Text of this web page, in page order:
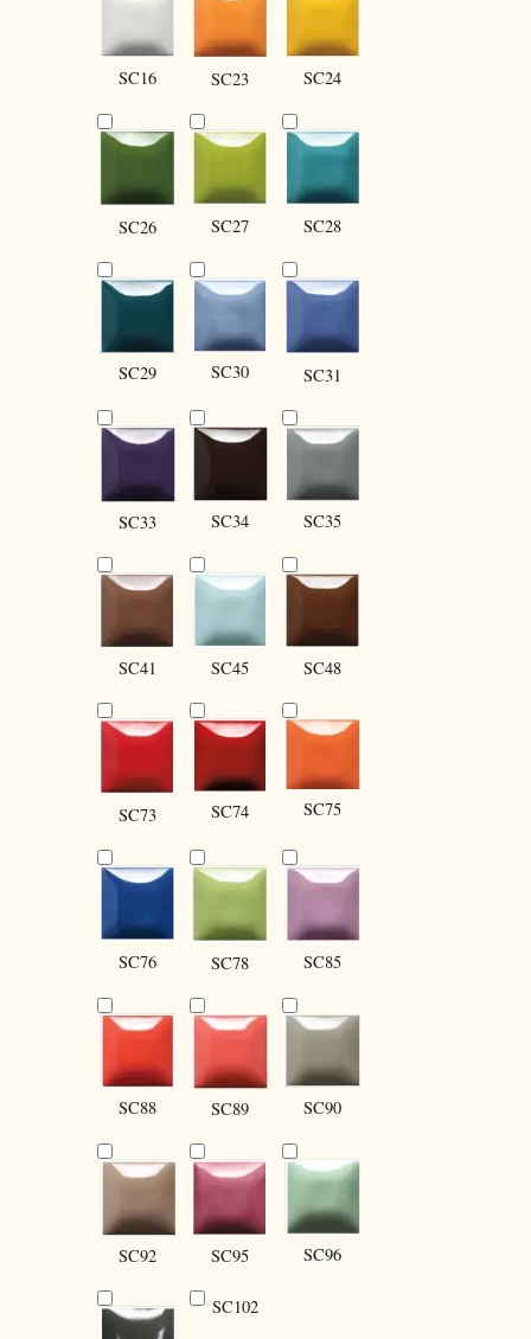
SC16 SC23 SC24
SC26 SC27 SC28
SC29 SC30 SC31
SC33 SC34 SC35
SC41 SC45 SC48
SC73 SC74 SC75
SC76 SC78 SC85
SC88 SC89 SC90
SC92 SC95 SC96
SC102